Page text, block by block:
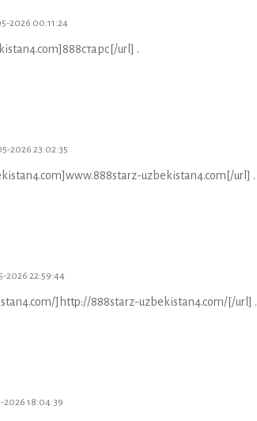
2026 00:11:24
url] .
2026 23:02:35
uzbekistan4.com[/url] .
2026 22:59:44
]http://888starz-uzbekistan4.com/[/url] .
18:04:39